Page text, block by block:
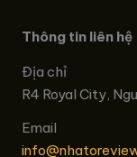
Thông tin liên hệ
Địa chỉ
R4 Royal City,
Email